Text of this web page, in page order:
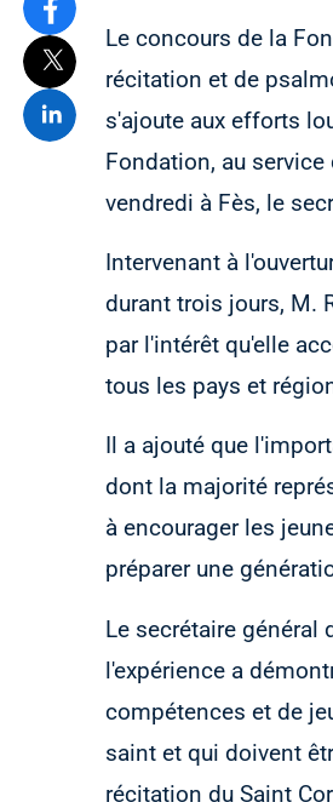
Le concours de la
récitation et de
s'ajoute aux efforts
Fondation, au
vendredi à Fès, le
Intervenant à
durant trois jours, M.
par l'intérêt qu'elle
tous les pays et
Il a ajouté que
dont la majorité
à encourager les
préparer une
Le secrétaire
l'expérience a
compétences et de
saint et qui doivent
récitation du Saint